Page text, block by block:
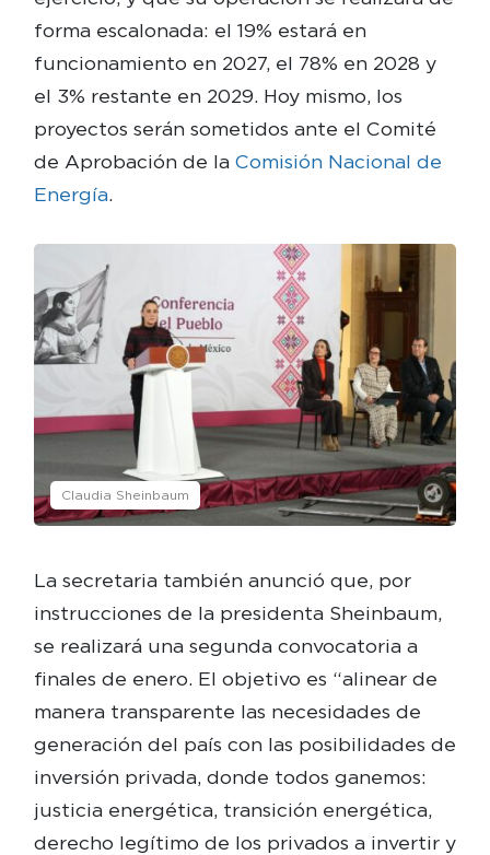
forma escalonada: el 19% estará en
funcionamiento en 2027, el 78% en 2028 y
el 3% restante en 2029. Hoy mismo, los
proyectos serán sometidos ante el Comité
de Aprobación de la Comisión Nacional de
Energía.
Claudia Sheinbaum
La secretaria también anunció que, por
instrucciones de la presidenta Sheinbaum,
se realizará una segunda convocatoria a
finales de enero. El objetivo es “alinear de
manera transparente las necesidades de
generación del país con las posibilidades de
inversión privada, donde todos ganemos:
justicia energética, transición energética,
derecho legítimo de los privados a invertir y